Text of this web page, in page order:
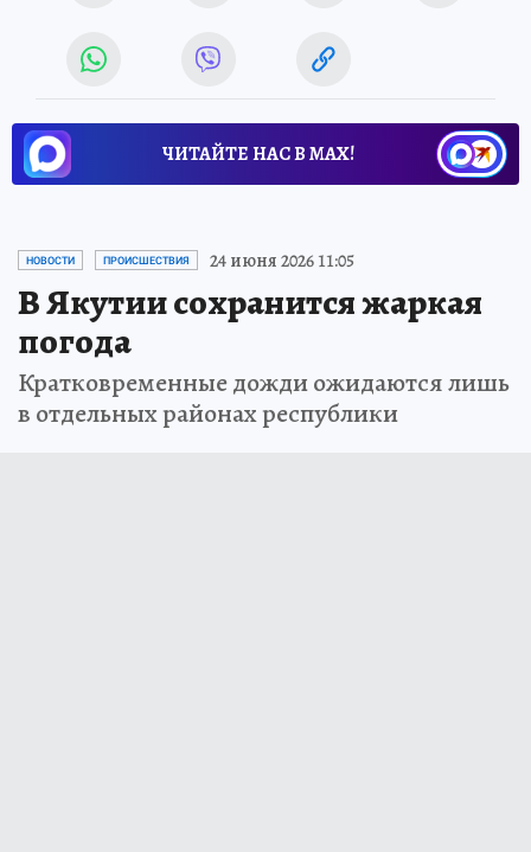
ЧИТАЙТЕ НАС В МАХ!
НОВОСТИ ПРОИСШЕСТВИЯ 24 июня 2026 11:05
В Якутии сохранится жаркая
погода
Кратковременные дожди ожидаются лишь
в отдельных районах республики